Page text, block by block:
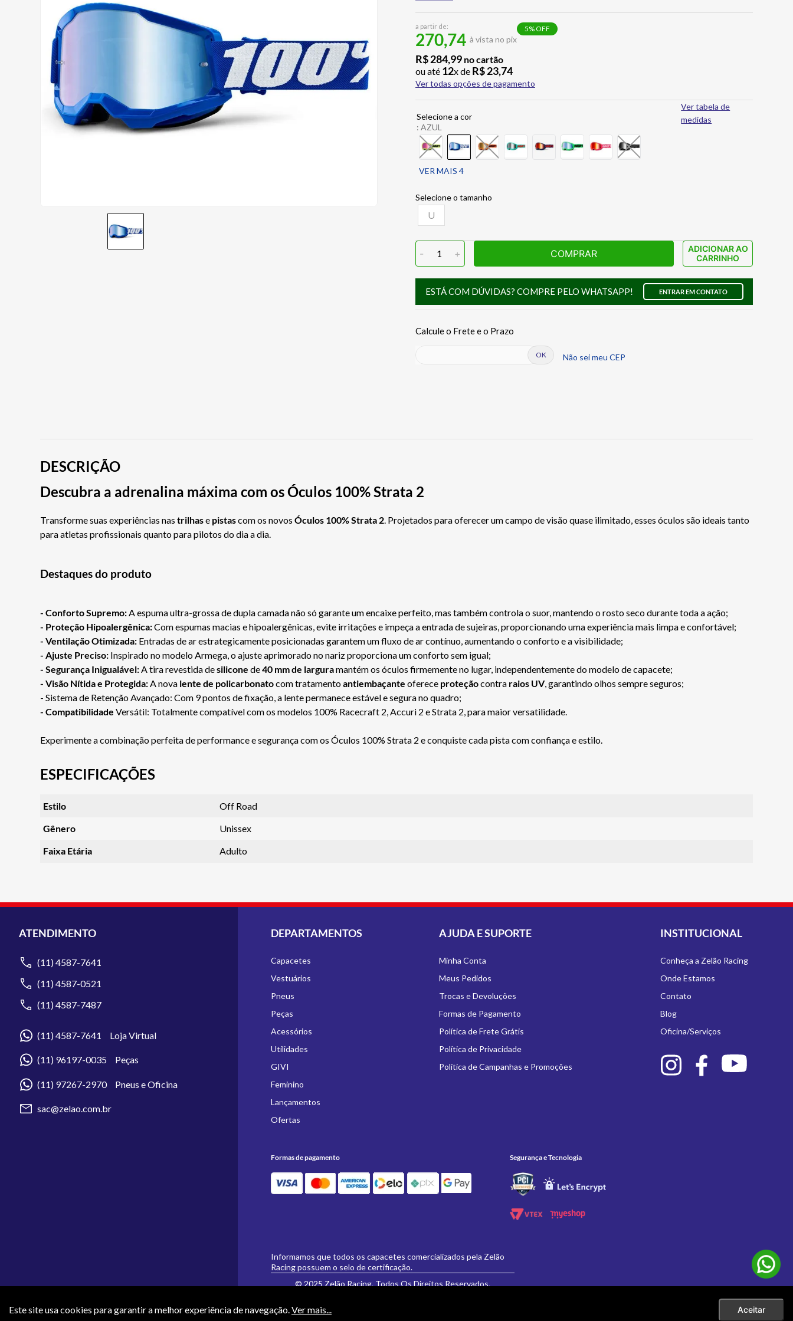
Este site usa cookies para garantir a melhor experiência de navegação.Ver mais... Aceitar
a partir de:
270,74 à vista no pix
5% OFF
R$284,99 no cartão
ou até 12x de R$23,74
Ver todas opções de pagamento
: AZUL
VER MAIS 4
U
Ver tabela de
medidas
- 1 + COMPRAR
ADICIONAR AO
CARRINHO
ESTÁ COM DÚVIDAS? COMPRE PELO WHATSAPP! ENTRAR EM CONTATO
Não sei meu CEP
DESCRIÇÃO
Descubra a adrenalina máxima com os Óculos 100% Strata 2
Transforme suas experiências nas trilhase pistascom os novos Óculos 100% Strata 2. Projetados para oferecer um campo de visão quase ilimitado, esses óculos são ideais tanto
para atletas profissionais quanto para pilotos do dia a dia.
Destaques do produto
- Conforto Supremo:A espuma ultra-grossa de dupla camada não só garante um encaixe perfeito, mas também controla o suor, mantendo o rosto seco durante toda a ação;
- Proteção Hipoalergênica:Com espumas macias e hipoalergênicas, evite irritações e impeça a entrada de sujeiras, proporcionando uma experiência mais limpa e confortável;
- Ventilação Otimizada: Entradas de ar estrategicamente posicionadas garantem um fluxo de ar contínuo, aumentando o conforto e a visibilidade;
- Ajuste Preciso: Inspirado no modelo Armega, o ajuste aprimorado no nariz proporciona um conforto sem igual;
- Segurança Inigualável:A tira revestida desilicone de40 mm de larguramantém os óculos firmemente no lugar, independentemente do modelo de capacete;
- Visão Nítida e Protegida:A nova lente de policarbonatocom tratamentoantiembaçante oferece proteçãocontra raios UV, garantindo olhos sempre seguros;
- Sistema de Retenção Avançado: Com 9 pontos de fixação, a lente permanece estável e segura no quadro;
- Compatibilidade Versátil: Totalmente compatível com os modelos 100% Racecraft 2, Accuri 2 e Strata 2, para maior versatilidade.
Experimente a combinação perfeita de performance e segurança com os Óculos 100% Strata 2 e conquiste cada pista com confiança e estilo.
ESPECIFICAÇÕES
Estilo Off Road
Gênero Unissex
Faixa Etária Adulto
ATENDIMENTO
(11) 4587-7641
(11) 4587-0521
(11) 4587-7487
(11) 4587-7641 Loja Virtual
(11) 96197-0035 Peças
(11) 97267-2970 Pneus e Oficina
sac@zelao.com.br
DEPARTAMENTOS
Capacetes
Vestuários
Pneus
Peças
Acessórios
Utilidades
GIVI
Feminino
Lançamentos
Ofertas
AJUDA E SUPORTE
Minha Conta
Meus Pedidos
Trocas e Devoluções
Formas de Pagamento
Política de Frete Grátis
Política de Privacidade
Política de Campanhas e Promoções
INSTITUCIONAL
Conheça a Zelão Racing
Onde Estamos
Contato
Blog
Oficina/Serviços
Formas de pagamento Segurança e Tecnologia
Informamos que todos os capacetes comercializados pela Zelão
Racing possuem o selo de certificação.
© 2025 Zelão Racing. Todos Os Direitos Reservados.
AIROH